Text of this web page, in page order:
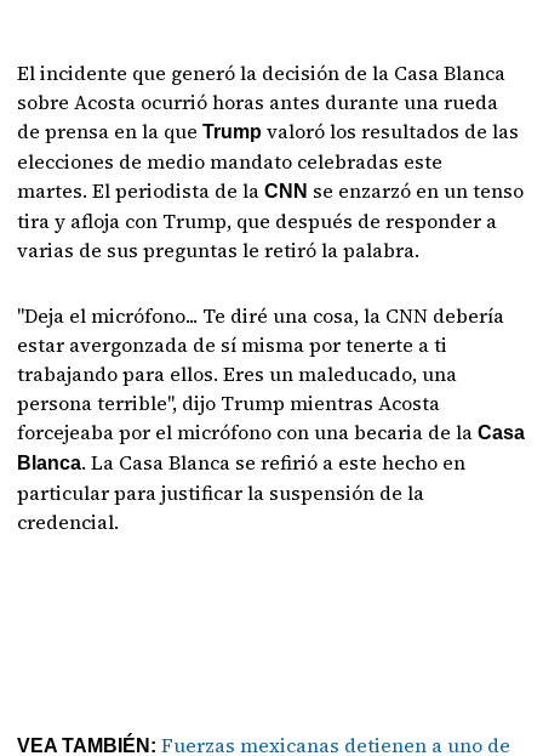
El incidente que generó la decisión de la Casa Blanca
sobre Acosta ocurrió horas antes durante una rueda
de prensa en la queTrumpvaloró los resultados de las
elecciones de medio mandato celebradas este
martes. El periodista de la CNN se enzarzó en un tenso
tira y afloja con Trump, que después de responder a
varias de sus preguntas le retiró la palabra.
"Deja el micrófono... Te diré una cosa, la CNN debería
estar avergonzada de sí misma por tenerte a ti
trabajando para ellos. Eres un maleducado, una
persona terrible", dijo Trump mientras Acosta
forcejeaba por el micrófono con una becaria de laCasa
Blanca. La Casa Blanca se refirió a este hecho en
particular para justificar la suspensión de la
credencial.
VEA TAMBIÉN:Fuerzas mexicanas detienen a uno de